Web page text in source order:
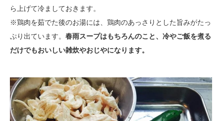
ら上げて冷ましておきます。
※鶏肉を茹でた後のお湯には、鶏肉のあっさりとした旨みがたっ
ぷり出ています。 春雨スープはもちろんのこと、冷やご飯を煮る
だけでもおいしい雑炊やおじやになります。